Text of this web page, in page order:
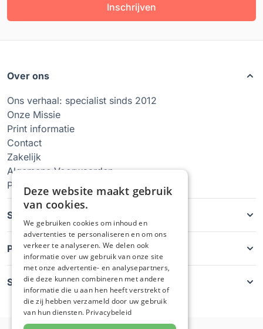
Inschrijven
Over ons
Ons verhaal: specialist sinds 2012
Onze Missie
Print informatie
Contact
Zakelijk
Algemene Voorwaarden
Privacy Policy
Soorten hoesjes
Producten
Service
Deze website maakt gebruik
van cookies.
We gebruiken cookies om inhoud en
advertenties te personaliseren en om ons
verkeer te analyseren. We delen ook
informatie over uw gebruik van onze site
met onze advertentie- en analysepartners,
die deze kunnen combineren met andere
informatie die u aan hen heeft verstrekt of
die zij hebben verzameld door uw gebruik
van hun diensten. Privacybeleid